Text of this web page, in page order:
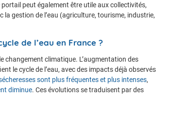
peut également être utile aux collectivités,
la gestion de l’eau (agriculture, tourisme, industrie,
de l’eau en France ?
changement climatique. L’augmentation des
le cycle de l’eau, avec des impacts déjà observés
sont plus fréquentes et plus intenses,
diminue. Ces évolutions se traduisent par des